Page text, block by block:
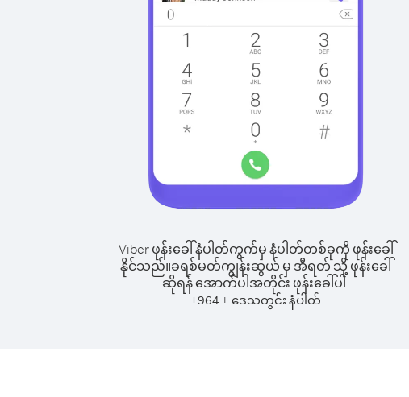
Viber ဖုန်းခေါ်နံပါတ်ကွက်မှ နံပါတ်တစ်ခုကို ဖုန်းခေါ်
နိုင်သည်။ခရစ်မတ်ကျွန်းဆွယ် မှ အီရတ် သို့ ဖုန်းခေါ်
ဆိုရန် အောက်ပါအတိုင်း ဖုန်းခေါ်ပါ-
+964 + ဒေသတွင်း နံပါတ်